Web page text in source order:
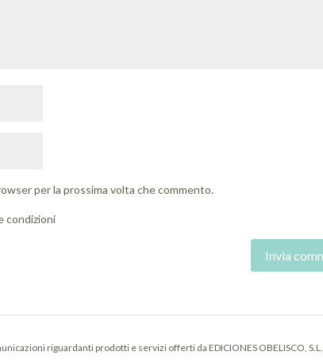
per la prossima volta che commento.
condizioni
riguardanti prodotti e servizi offerti da EDICIONES OBELISCO, S.L.